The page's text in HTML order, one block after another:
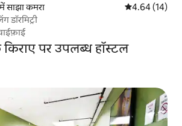
साझा कमरा औसत रेटिंग 5 में
4.64 (14)
डॉरमिट्री
पर उपलब्ध हॉस्टल